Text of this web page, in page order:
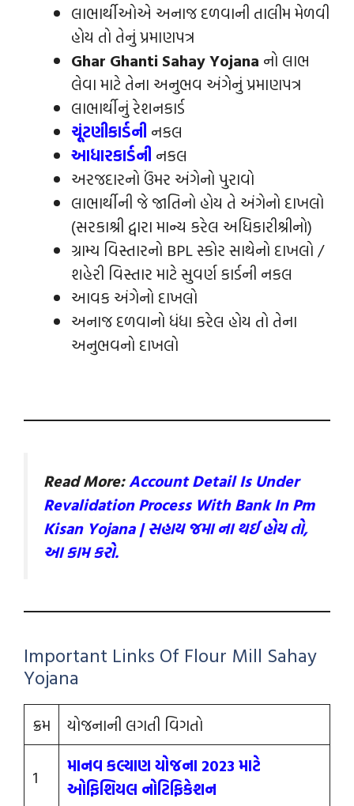
લાભાર્થીઓએ અનાજ દળવાની તાલીમ મેળવી
હોય તો તેનું પ્રમાણપત્ર
Ghar Ghanti Sahay Yojana નો લાભ
લેવા માટે તેના અનુભવ અંગેનું પ્રમાણપત્ર
લાભાર્થીનું રેશનકાર્ડ
ચૂંટણીકાર્ડની નકલ
આધારકાર્ડની નકલ
અરજદારનો ઉંમર અંગેનો પુરાવો
લાભાર્થીની જે જાતિનો હોય તે અંગેનો દાખલો
(સરકાશ્રી દ્વારા માન્ય કરેલ અધિકારીશ્રીનો)
ગ્રામ્ય વિસ્તારનો BPL સ્કોર સાથેનો દાખલો /
શહેરી વિસ્તાર માટે સુવર્ણ કાર્ડની નકલ
આવક અંગેનો દાખલો
અનાજ દળવાનો ધંધા કરેલ હોય તો તેના
અનુભવનો દાખલો
Read More:Account Detail Is Under
Revalidation Process With Bank In Pm
Kisan Yojana | સહાય જમા ના થઈ હોય તો,
આ કામ કરો.
Important Links Of Flour Mill Sahay
Yojana
ક્રમ યોજનાની લગતી વિગતો
1
માનવ કલ્યાણ યોજના 2023 માટે
ઓફિશિયલ નોટિફિકેશન